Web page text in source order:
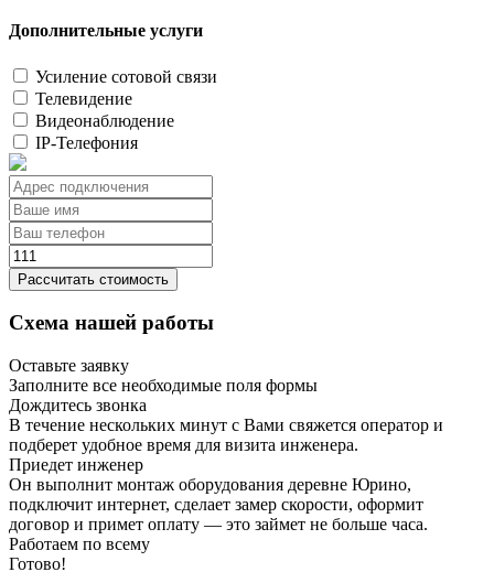
Дополнительные услуги
Усиление сотовой связи
Телевидение
Видеонаблюдение
IP-Телефония
Рассчитать стоимость
Схема нашей работы
Оставьте заявку
Заполните все необходимые поля формы
Дождитесь звонка
В течение нескольких минут с Вами свяжется оператор и
подберет удобное время для визита инженера.
Приедет инженер
Он выполнит монтаж оборудования деревне Юрино,
подключит интернет, сделает замер скорости, оформит
договор и примет оплату — это займет не больше часа.
Работаем по всему
Готово!